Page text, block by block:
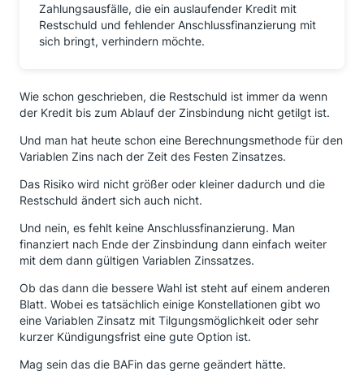
Zahlungsausfälle, die ein auslaufender Kredit mit
Restschuld und fehlender Anschlussfinanzierung mit
sich bringt, verhindern möchte.
Wie schon geschrieben, die Restschuld ist immer da wenn
der Kredit bis zum Ablauf der Zinsbindung nicht getilgt ist.
Und man hat heute schon eine Berechnungsmethode für den
Variablen Zins nach der Zeit des Festen Zinsatzes.
Das Risiko wird nicht größer oder kleiner dadurch und die
Restschuld ändert sich auch nicht.
Und nein, es fehlt keine Anschlussfinanzierung. Man
finanziert nach Ende der Zinsbindung dann einfach weiter
mit dem dann gültigen Variablen Zinssatzes.
Ob das dann die bessere Wahl ist steht auf einem anderen
Blatt. Wobei es tatsächlich einige Konstellationen gibt wo
eine Variablen Zinsatz mit Tilgungsmöglichkeit oder sehr
kurzer Kündigungsfrist eine gute Option ist.
Mag sein das die BAFin das gerne geändert hätte.